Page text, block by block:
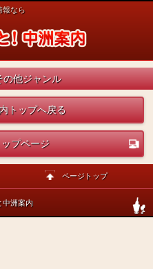
報なら
の他ジャンル
トップへ戻る
プページ
ページトップ
中洲案内